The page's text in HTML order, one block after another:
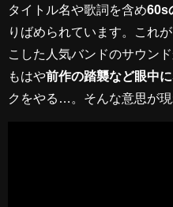
タイトル名や歌詞を含め60s
りばめられています。これ
こした人気バンドのサウン
もはや前作の踏襲など眼中
クをやる…。そんな意思が現